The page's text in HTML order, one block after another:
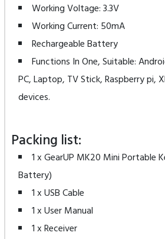
Working Voltage: 3.3V
Working Current: 50mA
Rechargeable Battery
Functions In One, Suitable:
PC, Laptop, TV Stick, Raspberry pi,
devices.
Packing list:
1 x GearUP MK20 Mini Portable
Battery)
1 x USB Cable
1 x User Manual
1 x Receiver